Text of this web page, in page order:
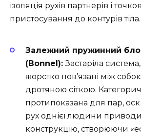
ізоляція рухів партнерів і
пристосування до контурів тіла.
Залежний пружинний
(Bonnel):Застаріла
жорстко пов’язані між
дротяною сіткою.
протипоказана для пар,
рух однієї людини
конструкцію, створюючи